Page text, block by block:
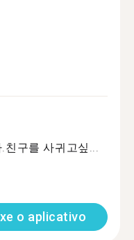
친구를 사귀고싶...
o aplicativo